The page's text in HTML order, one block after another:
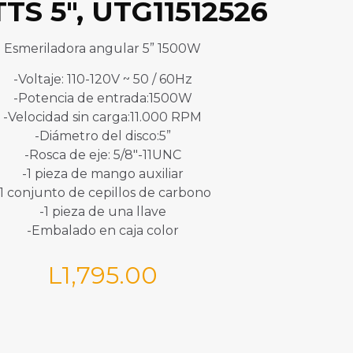
5″, UTG11512526
Esmeriladora angular 5” 1500W
-Voltaje: 110-120V ~ 50 / 60Hz
-Potencia de entrada:1500W
-Velocidad sin carga:11.000 RPM
-Diámetro del disco:5”
-Rosca de eje: 5/8″-11UNC
-1 pieza de mango auxiliar
conjunto de cepillos de carbono
-1 pieza de una llave
-Embalado en caja color
L1,795.00